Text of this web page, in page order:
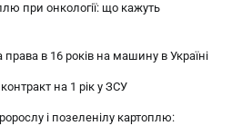
при онкології: що кажуть
в 16 років на машину в Україні
на 1 рік у ЗСУ
і позеленілу картоплю: